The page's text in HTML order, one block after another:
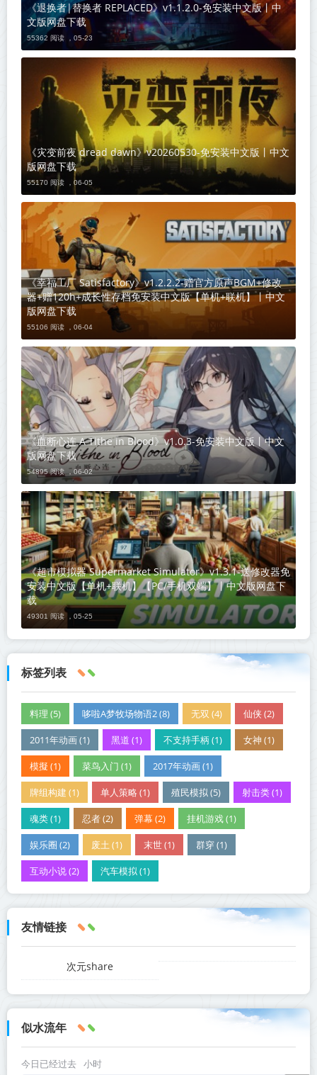
《退换者|替换者 REPLACED》v1.1.2.0-免安装中文版丨中
文版网盘下载
55362 阅读 ， 05-23
《灾变前夜 dread dawn》v20260530-免安装中文版丨中文
版网盘下载
55170 阅读 ， 06-05
《幸福工厂 Satisfactory》v1.2.2.2-赠官方原声BGM+修改
器+赠120h+成长性存档免安装中文版【单机+联机】丨中文
版网盘下载
55106 阅读 ， 06-04
《血断心连 A Tithe in Blood》v1.0.3-免安装中文版丨中文
版网盘下载
54895 阅读 ， 06-02
《超市模拟器 Supermarket Simulator》v1.3.1-送修改器免
安装中文版【单机+联机】【PC/手机双端】丨中文版网盘下
载
49301 阅读 ， 05-25
标签列表
料理 (5) 哆啦A梦牧场物语2 (8) 无双 (4) 仙侠 (2)
2011年动画 (1) 黑道 (1) 不支持手柄 (1) 女神 (1)
模擬 (1) 菜鸟入门 (1) 2017年动画 (1)
牌组构建 (1) 单人策略 (1) 殖民模拟 (5) 射击类 (1)
魂类 (1) 忍者 (2) 弹幕 (2) 挂机游戏 (1)
娱乐圈 (2) 废土 (1) 末世 (1) 群穿 (1)
互动小说 (2) 汽车模拟 (1)
友情链接
次元share
似水流年
今日已经过去 小时